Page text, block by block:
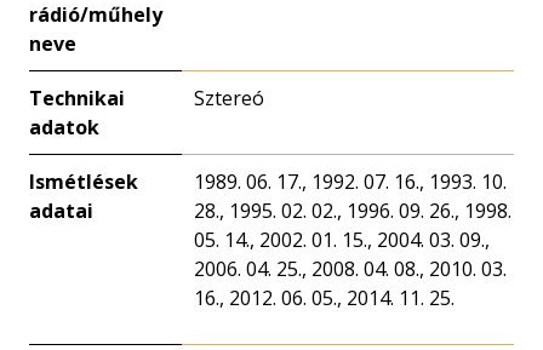
rádió/műhely
neve
Technikai
adatok
Sztereó
Ismétlések
adatai
1989. 06. 17., 1992. 07. 16., 1993. 10.
28., 1995. 02. 02., 1996. 09. 26., 1998.
05. 14., 2002. 01. 15., 2004. 03. 09.,
2006. 04. 25., 2008. 04. 08., 2010. 03.
16., 2012. 06. 05., 2014. 11. 25.